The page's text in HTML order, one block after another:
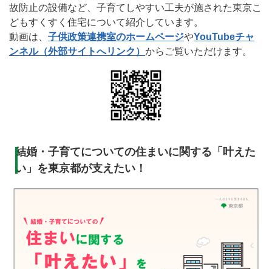
故防止の設備など、子育てしやすい工夫が施された東京こ
どもすくすく住宅について紹介しています。
動画は、 子供政策連携室のホームページやYouTubeチャ
ンネル（外部サイトへリンク） からご覧いただけます。
結婚・子育てについての住まいに関する「叶えた
い」を東京都が支えたい！